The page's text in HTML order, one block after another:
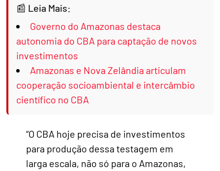
Leia Mais:
Governo do Amazonas destaca
autonomia do CBA para captação de novos
investimentos
Amazonas e Nova Zelândia articulam
cooperação socioambiental e intercâmbio
científico no CBA
“O CBA hoje precisa de investimentos
para produção dessa testagem em
larga escala, não só para o Amazonas,